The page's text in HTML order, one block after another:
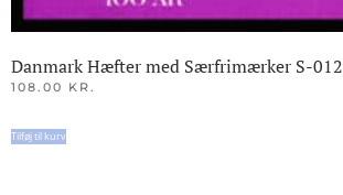
Danmark Hæfter med Særfrimærker S-012
108.00 KR.
Tilføj til kurv